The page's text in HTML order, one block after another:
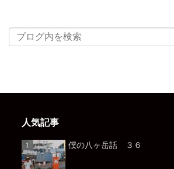
人気記事
僕の八ヶ岳話 ３６